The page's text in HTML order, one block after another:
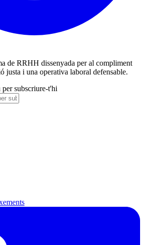
de RRHH dissenyada per al compliment
justa i una operativa laboral defensable.
subscriure-t'hi